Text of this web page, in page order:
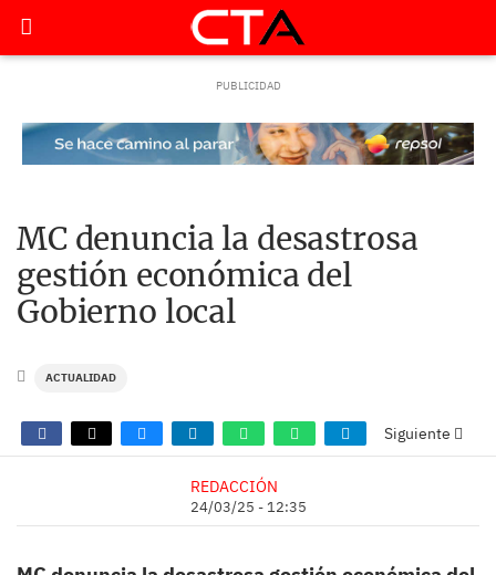
MC denuncia la desastrosa
gestión económica del
Gobierno local
ACTUALIDAD
Siguiente
REDACCIÓN
24/03/25 - 12:35